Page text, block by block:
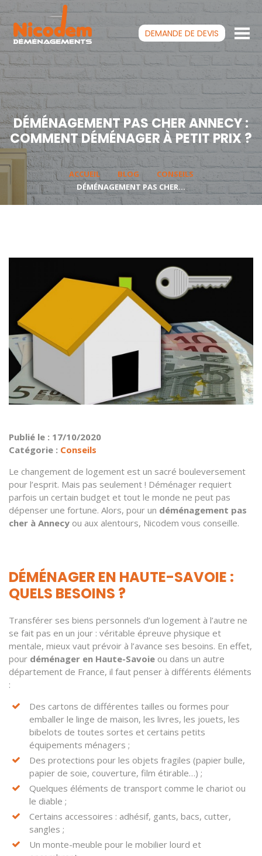
DEMANDE DE DEVIS
DÉMÉNAGEMENT PAS CHER ANNECY :
COMMENT DÉMÉNAGER À PETIT PRIX ?
ACCUEIL BLOG
CONSEILS
DÉMÉNAGEMENT PAS CHER...
Publié le : 17/10/2020
Catégorie : Conseils
Le changement de logement est un sacré bouleversement
pour l’esprit. Mais pas seulement ! Déménager requiert
parfois un certain budget et tout le monde ne peut pas
dépenser une fortune. Alors, pour un déménagement pas
cher à Annecy ou aux alentours, Nicodem vous conseille.
DÉMÉNAGER EN HAUTE-SAVOIE :
QUELS BESOINS ?
Transférer ses biens personnels d’un logement à l’autre ne
se fait pas en un jour : véritable épreuve physique et
mentale, mieux vaut prévoir à l’avance ses besoins. En effet,
pour déménager en Haute-Savoie ou dans un autre
département de France, il faut penser à différents éléments
:
Des cartons de différentes tailles ou formes pour
emballer le linge de maison, les livres, les jouets, les
bibelots de toutes sortes et certains petits
équipements ménagers ;
Des protections pour les objets fragiles (papier bulle,
papier de soie, couverture, film étirable…) ;
Quelques éléments de transport comme le chariot ou
le diable ;
Certains accessoires : adhésif, gants, bacs, cutter,
sangles ;
Un monte-meuble pour le mobilier lourd et